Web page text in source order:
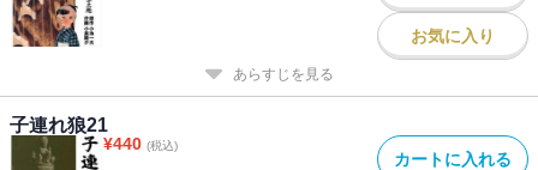
お気に入り
あらすじを見る
子連れ狼21
¥440 (税込)
カートに入れる